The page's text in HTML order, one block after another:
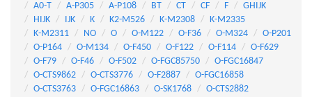
A0-T
A-P305 A-P108 BT CT CF F
GHIJK
HIJK
IJK K K2-M526 K-M2308
K-M2335
K-M2311
NO O O-M122 O-F36 O-M324
O-P201
O-P164
O-M134 O-F450 O-F122 O-F114
O-F629
O-F79
O-F46 O-F502 O-FGC85750
O-FGC16847
O-CTS9862
O-CTS3776 O-F2887
O-FGC16858
O-CTS3763
O-FGC16863 O-SK1768
O-CTS2882